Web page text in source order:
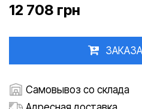
12 708 грн
Самовывоз со склада